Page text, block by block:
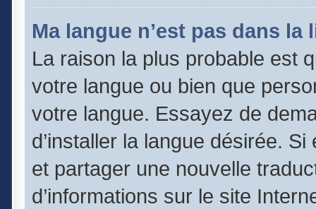
Ma langue n’est pas dans la
La raison la plus probable est
votre langue ou bien que
votre langue. Essayez de
d’installer la langue désirée.
et partager une nouvelle
d’informations sur le site